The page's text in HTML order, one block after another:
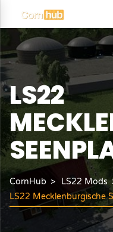
LS22
CornHub LS22 Mods
LS22 Mecklenburgische